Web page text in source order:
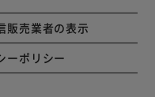
販売業者の表示
ーポリシー